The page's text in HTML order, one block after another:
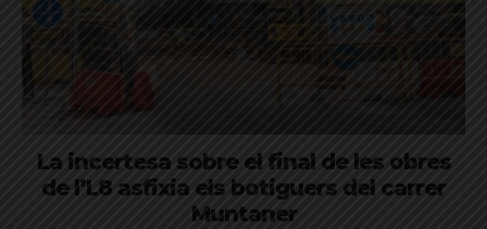
La incertesa sobre el final de les obres
de l’L8 asfixia els botiguers del carrer
Muntaner